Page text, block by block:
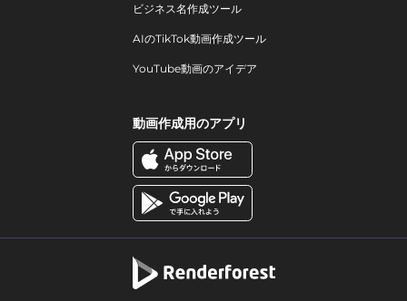
ビジネス名作成ツール
AIのTikTok動画作成ツール
YouTube動画のアイデア
動画作成用のアプリ